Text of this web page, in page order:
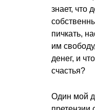
знает, что
пичкать,
им
денег, и
счастья?
Один мой